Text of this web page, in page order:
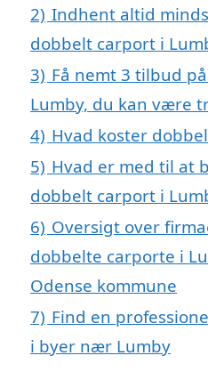
2) Indhent altid
dobbelt carport i
3) Få nemt 3 tilbud
Lumby, du kan være
4) Hvad koster
5) Hvad er med til at
dobbelt carport i
6) Oversigt over
dobbelte carporte i
Odense kommune
7) Find en
i byer nær Lumby